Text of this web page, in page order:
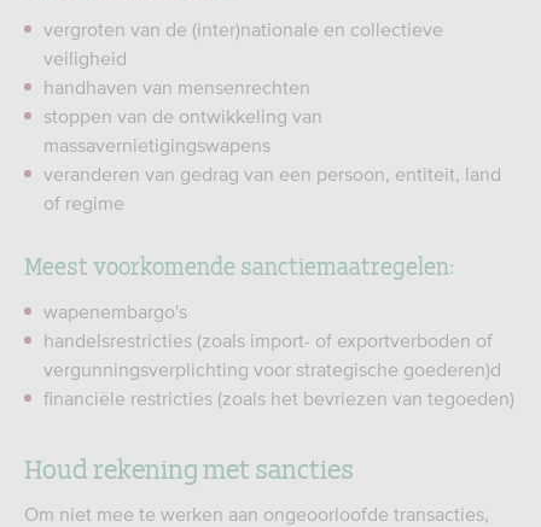
vergroten van de (inter)nationale en collectieve
veiligheid
handhaven van mensenrechten
stoppen van de ontwikkeling van
massavernietigingswapens
veranderen van gedrag van een persoon, entiteit, land
of regime
Meest voorkomende sanctiemaatregelen:
wapenembargo's
handelsrestricties (zoals import- of exportverboden of
vergunningsverplichting voor strategische goederen)d
financiële restricties (zoals het bevriezen van tegoeden)
Houd rekening met sancties
Om niet mee te werken aan ongeoorloofde transacties,